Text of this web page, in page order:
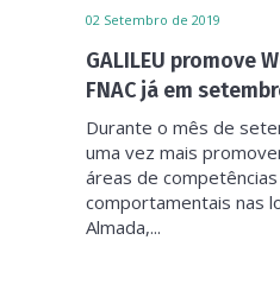
02 Setembro de 2019
GALILEU promove
FNAC já em
Durante o mês de
uma vez mais
áreas de
comportamentais nas
Almada,...